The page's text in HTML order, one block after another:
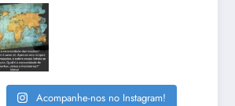
Acompanhe-nos no Instagram!